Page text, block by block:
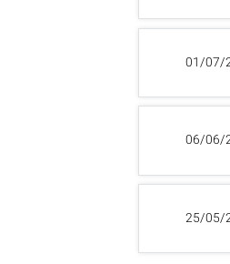
01/07/
06/06/
25/05/